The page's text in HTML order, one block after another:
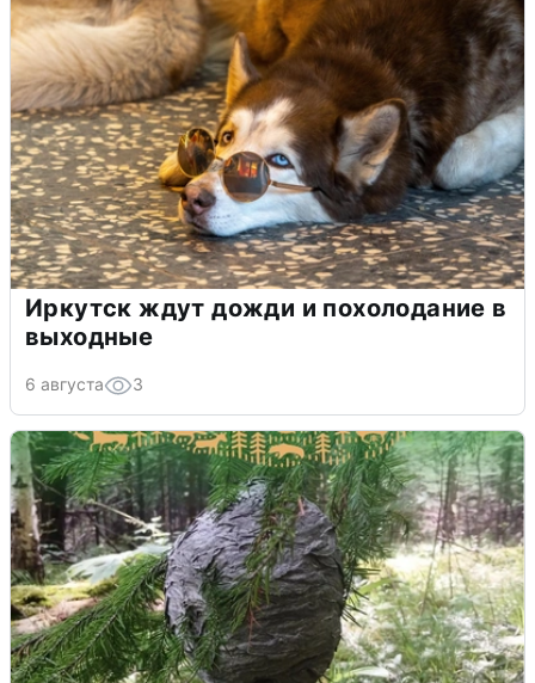
Иркутск ждут дожди и похолодание в
выходные
6 августа 3